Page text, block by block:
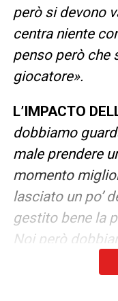
però si devono
centra niente
penso però che
giocatore».
L’IMPACTO
dobbiamo
male prendere
momento
lasciato un po’
gestito bene la
Noi però
SUL RUOLO DI